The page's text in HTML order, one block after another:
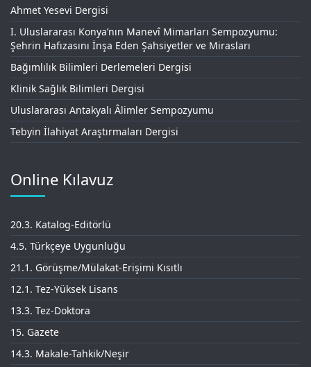
Ahmet Yesevi Dergisi
I. Uluslararası Konya’nın Manevî Mimarları Sempozyumu:
Şehrin Hafızasını İnşa Eden Şahsiyetler ve Mirasları
Bağımlılık Bilimleri Derlemeleri Dergisi
Klinik Sağlık Bilimleri Dergisi
Uluslararası Antakyalı Âlimler Sempozyumu
Tebyin İlahiyat Araştırmaları Dergisi
Online Kılavuz
20.3. Katalog-Editörlü
4.5. Türkçeye Uygunluğu
21.1. Görüşme/Mülakat-Erişimi Kısıtlı
12.1. Tez-Yüksek Lisans
13.3. Tez-Doktora
15. Gazete
14.3. Makale-Tahkik/Neşir